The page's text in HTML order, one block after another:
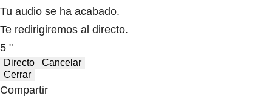
Tu audio se ha acabado.
Te redirigiremos al directo.
5 "
Directo
Cancelar
Cerrar
Compartir